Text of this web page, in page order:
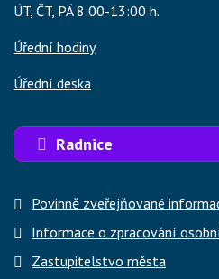
ÚT, ČT, PÁ 8:00-13:00 h.
Úřední hodiny
Úřední deska
Radnice
Povinně zveřejňované
Informace o zpracování
Zastupitelstvo města